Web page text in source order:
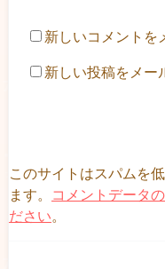
新しいコメントを
新しい投稿をメー
このサイトはスパムを
ます。
コメントデータ
ださい。